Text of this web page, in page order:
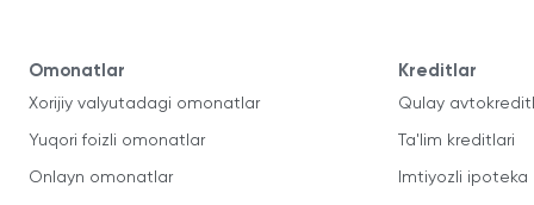
Omonatlar
Xorijiy valyutadagi omonatlar
Yuqori foizli omonatlar
Onlayn omonatlar
Kreditlar
Qulay
Ta'lim kreditlari
Imtiyozli ipoteka